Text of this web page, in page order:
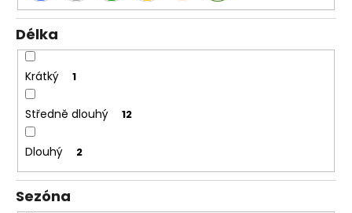
Délka
Krátký 1
Středně dlouhý 12
Dlouhý 2
Sezóna